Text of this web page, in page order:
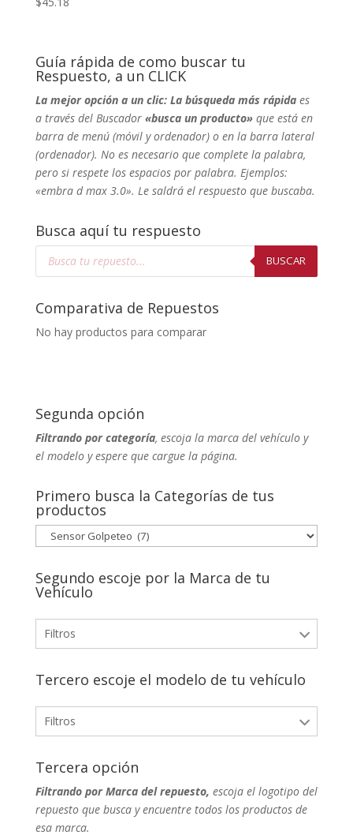
Guía rápida de como buscar tu
Respuesto, a un CLICK
La mejor opción a un clic: La búsqueda más rápida es
a través del Buscador«busca un producto»que está en
barra de menú (móvil y ordenador) o en la barra lateral
(ordenador). Noes necesario que complete la palabra,
pero si respete los espacios por palabra. Ejemplos:
«embra d max 3.0». Le saldrá el respuesto que buscaba.
Busca aquí tu respuesto
Búsqueda
BUSCAR
Comparativa de Repuestos
No hay productos para comparar
Segunda opción
Filtrando por categoría, escoja la marca del vehículo y
el modelo y espere que cargue la página.
Primero busca la Categorías de tus
productos
Segundo escoje por la Marca de tu
Vehículo
Filtros
Tercero escoje el modelo de tu vehículo
Filtros
Tercera opción
Filtrando por Marca del repuesto, escoja el logotipo del
repuesto que busca y encuentre todos los productos de
esa marca.